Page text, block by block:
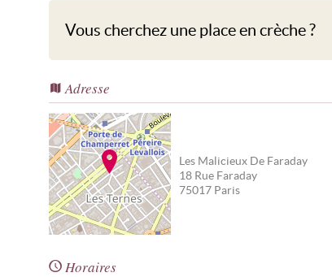
Les Malicieux De Faraday
Vous cherchez une place en crèche ?
Adresse
Les Malicieux De Faraday
18 Rue Faraday
75017 Paris
Horaires